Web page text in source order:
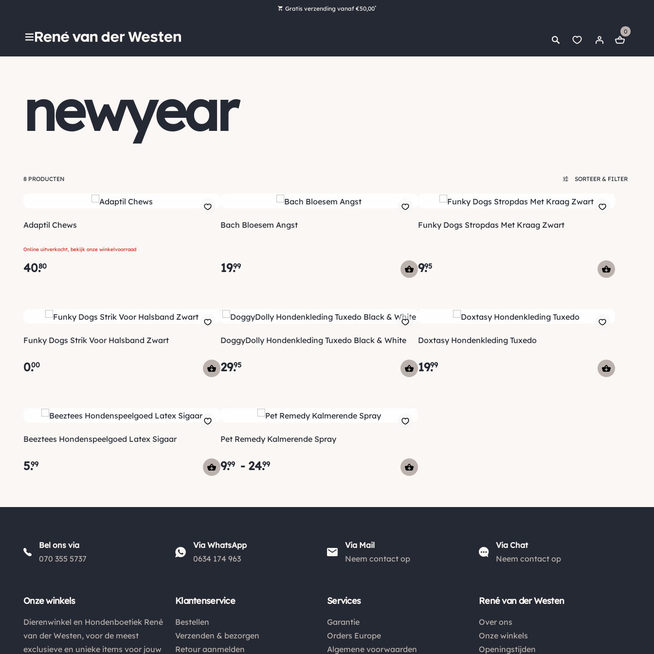
Gratis verzending vanaf €50,00*
0
newyear
8 PRODUCTEN SORTEER & FILTER
Adaptil Chews
Online uitverkocht, bekijk onze winkelvoorraad
40.80
Bach Bloesem Angst
19.99
Funky Dogs Stropdas Met Kraag Zwart
9.95
Funky Dogs Strik Voor Halsband Zwart
0.00
DoggyDolly Hondenkleding Tuxedo Black & White
29.95
Doxtasy Hondenkleding Tuxedo
19.99
Beeztees Hondenspeelgoed Latex Sigaar
5.99
Pet Remedy Kalmerende Spray
9.99 - 24.
99
Bel ons via
070 355 5737
Via WhatsApp
0634 174 963
Via Mail
Neem contact op
Via Chat
Neem contact op
Onze winkels
Dierenwinkel en Hondenboetiek René
van der Westen, voor de meest
exclusieve en unieke items voor jouw
Klantenservice
Bestellen
Verzenden & bezorgen
Retour aanmelden
Services
Garantie
Orders Europe
Algemene voorwaarden
René van der Westen
Over ons
Onze winkels
Openingstijden